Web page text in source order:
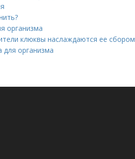
организма
клюквы наслаждаются ее сбором
для организма